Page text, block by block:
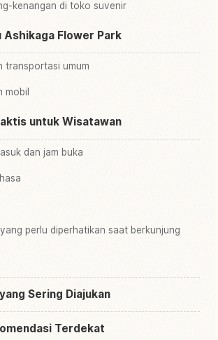
kenangan di toko suvenir
Ashikaga Flower Park
transportasi umum
mobil
untuk Wisatawan
dan jam buka
perlu diperhatikan saat berkunjung
Sering Diajukan
Terdekat